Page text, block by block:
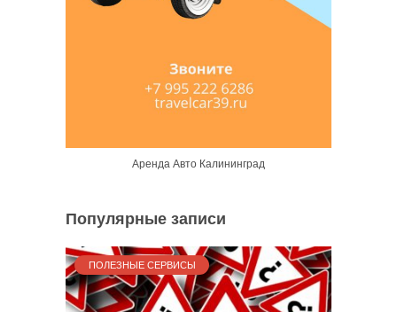
Аренда Авто Калининград
Популярные записи
ПОЛЕЗНЫЕ СЕРВИСЫ